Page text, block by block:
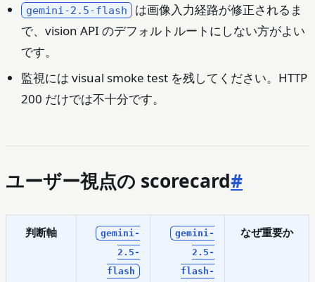
gemini-2.5-flash は画像入力経路が修正されるま
で、vision API のデフォルトルートにしない方がよい
です。
監視には visual smoke test を残してください。HTTP
200 だけでは不十分です。
ユーザー視点の scorecard#
判断軸
gemini-
2.5-
flash
gemini-
2.5-
flash-
なぜ重要か